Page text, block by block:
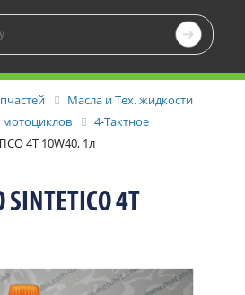

Масла и Тех. жидкости
4-Тактное
4T 10W40, 1л
SINTETICO 4T